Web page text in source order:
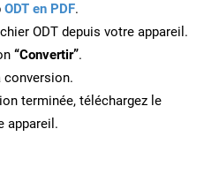
ODT en PDF.
ODT depuis votre appareil.
“Convertir”.
conversion.
terminée, téléchargez le
appareil.